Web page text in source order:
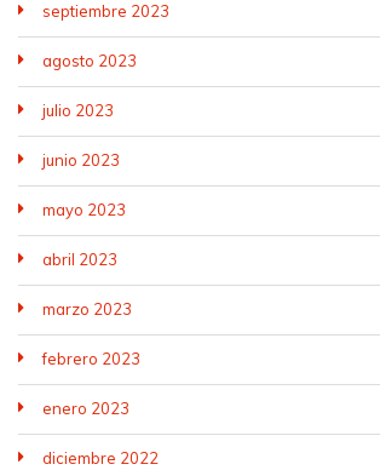
septiembre 2023
agosto 2023
julio 2023
junio 2023
mayo 2023
abril 2023
marzo 2023
febrero 2023
enero 2023
diciembre 2022